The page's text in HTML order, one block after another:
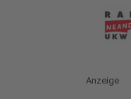
Anzeige